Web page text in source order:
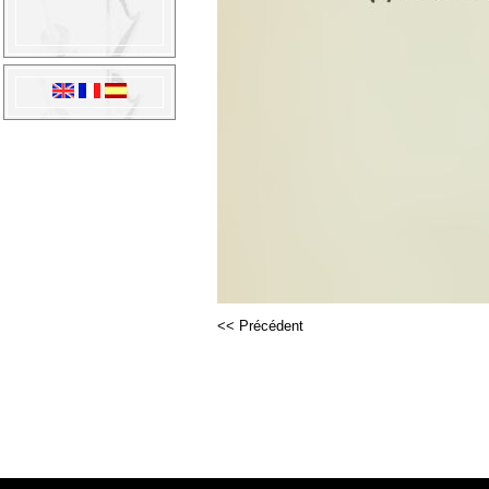
<< Précédent